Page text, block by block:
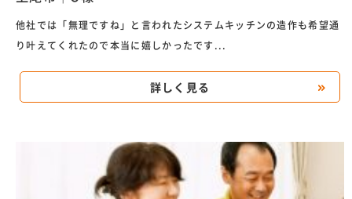
他社では「無理ですね」と言われたシステムキッチンの造作も希望通
り叶えてくれたので本当に嬉しかったです...
詳しく見る